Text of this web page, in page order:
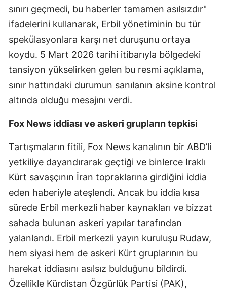
sınırı geçmedi, bu haberler tamamen asılsızdır"
ifadelerini kullanarak, Erbil yönetiminin bu tür
spekülasyonlara karşı net duruşunu ortaya
koydu. 5 Mart 2026 tarihi itibarıyla bölgedeki
tansiyon yükselirken gelen bu resmi açıklama,
sınır hattındaki durumun sanılanın aksine kontrol
altında olduğu mesajını verdi.
Fox News iddiası ve askeri grupların tepkisi
Tartışmaların fitili, Fox News kanalının bir ABD’li
yetkiliye dayandırarak geçtiği ve binlerce Iraklı
Kürt savaşçının İran topraklarına girdiğini iddia
eden haberiyle ateşlendi. Ancak bu iddia kısa
sürede Erbil merkezli haber kaynakları ve bizzat
sahada bulunan askeri yapılar tarafından
yalanlandı. Erbil merkezli yayın kuruluşu Rudaw,
hem siyasi hem de askeri Kürt gruplarının bu
harekat iddiasını asılsız bulduğunu bildirdi.
Özellikle Kürdistan Özgürlük Partisi (PAK),